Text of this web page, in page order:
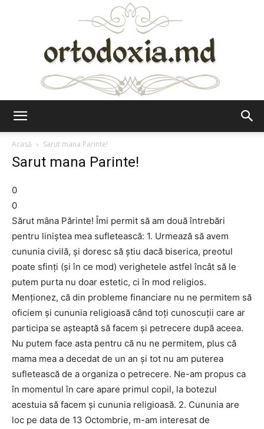
Acasă
Sarut mana Parinte!
Sarut mana Parinte!
0
0
Sărut mâna Părinte! Îmi permit să am două întrebări
pentru liniștea mea sufletească: 1. Urmează să avem
cununia civilă, și doresc să știu dacă biserica, preotul
poate sfinți (și în ce mod) verighetele astfel încât să le
putem purta nu doar estetic, ci în mod religios.
Menționez, că din probleme financiare nu ne permitem să
oficiem și cununia religioasă când toți cunoscuții care ar
participa se așteaptă să facem și petrecere după aceea.
Nu putem face asta pentru că nu ne permitem, plus că
mama mea a decedat de un an și tot nu am puterea
sufletească de a organiza o petrecere. Ne-am propus ca
în momentul în care apare primul copil, la botezul
acestuia să facem și cununia religioasă. 2. Cununia are
loc pe data de 13 Octombrie, m-am interesat de